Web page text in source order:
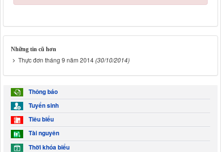
Những tin cũ hơn
Thực đơn tháng 9 năm 2014(30/10/2014)
Thông báo
Tuyển sinh
Tiêu biểu
Tài nguyên
Thời khóa biểu